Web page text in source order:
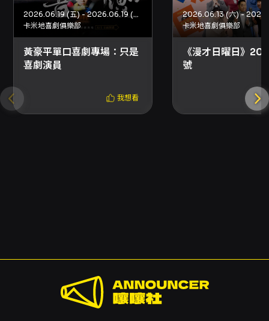
2026.06.19 (五) - 2026.06.19 (五)
卡米地喜劇俱樂部
黃豪平單口喜劇專場：只是
喜劇演員
我想看
卡米地喜劇俱樂部
《漫才日曜日》
號